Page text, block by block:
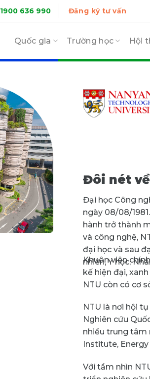
1900 636 990 Đăng ký tư vấn
Quốc gia Trường học Hội
Đôi nét
Đại học Công
ngày 08/08/
hành trở thành
và công nghệ,
đại học và sau
nhiên, Y học,
Khuôn viên
kế hiện đại,
NTU còn có cơ
NTU là nơi hội
Nghiên cứu
nhiều trung tâm
Institute,
Với tầm nhìn